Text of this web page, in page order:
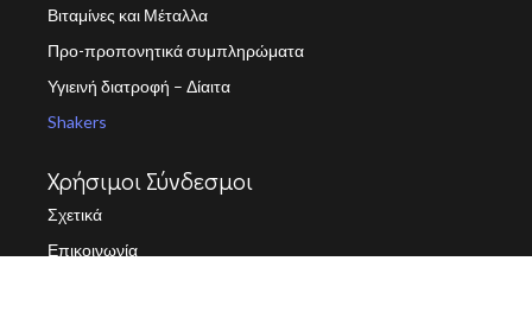
Βιταμίνες και Μέταλλα
Προ-προπονητικά συμπληρώματα
Υγιεινή διατροφή – Δίαιτα
Shakers
Χρήσιμοι Σύνδεσμοι
Σχετικά
Επικοινωνία